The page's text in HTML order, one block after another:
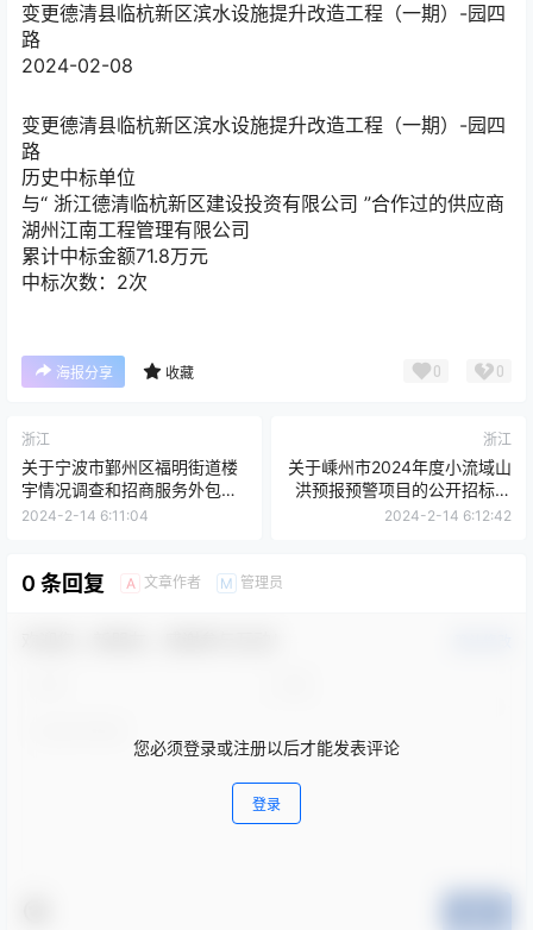
变更德清县临杭新区滨水设施提升改造工程（一期）-园四
路
2024-02-08
变更德清县临杭新区滨水设施提升改造工程（一期）-园四
路
历史中标单位
与“ 浙江德清临杭新区建设投资有限公司 ”合作过的供应商
湖州江南工程管理有限公司
累计中标金额71.8万元
中标次数：2次
海报分享 收藏 0 0
浙江
关于宁波市鄞州区福明街道楼
宇情况调查和招商服务外包项
目的公开招标公告[宁波名诚招
2024-2-14 6:11:04
浙江
关于嵊州市2024年度小流域山
洪预报预警项目的公开招标公
告[绍兴宏禹项目管理咨询有限
2024-2-14 6:12:42
0 条回复 A 文章作者 M 管理员
您必须登录或注册以后才能发表评论
登录